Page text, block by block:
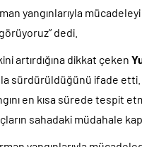
yangınlarıyla
dedi.
artırdığına dikkat çeken
sürdürüldüğünü ifade etti.
en kısa sürede tespit
sahadaki müdahale